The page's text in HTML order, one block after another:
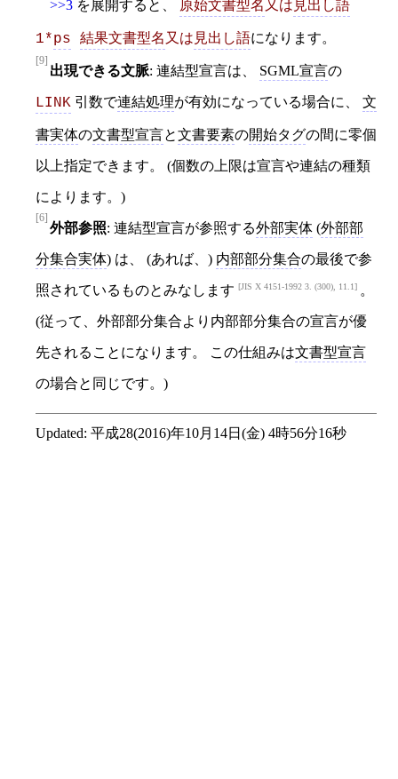
>>3 を展開すると、 原始文書型名又は見出し語
1*ps 結果文書型名又は見出し語になります。
[9]
出現できる文脈: 連結型宣言は、 SGML宣言の
LINK 引数で連結処理が有効になっている場合に、 文
書実体の文書型宣言と文書要素の開始タグの間に零個
以上指定できます。 (個数の上限は宣言や連結の種類
によります。)
[6]
外部参照: 連結型宣言が参照する外部実体 (外部部
分集合実体) は、 (あれば、) 内部部分集合の最後で参
照されているものとみなします JIS X 4151-1992 3. (300), 11.1 。
(従って、外部部分集合より内部部分集合の宣言が優
先されることになります。 この仕組みは文書型宣言
の場合と同じです。)
Updated: 平成28(2016)年10月14日(金) 4時56分16秒